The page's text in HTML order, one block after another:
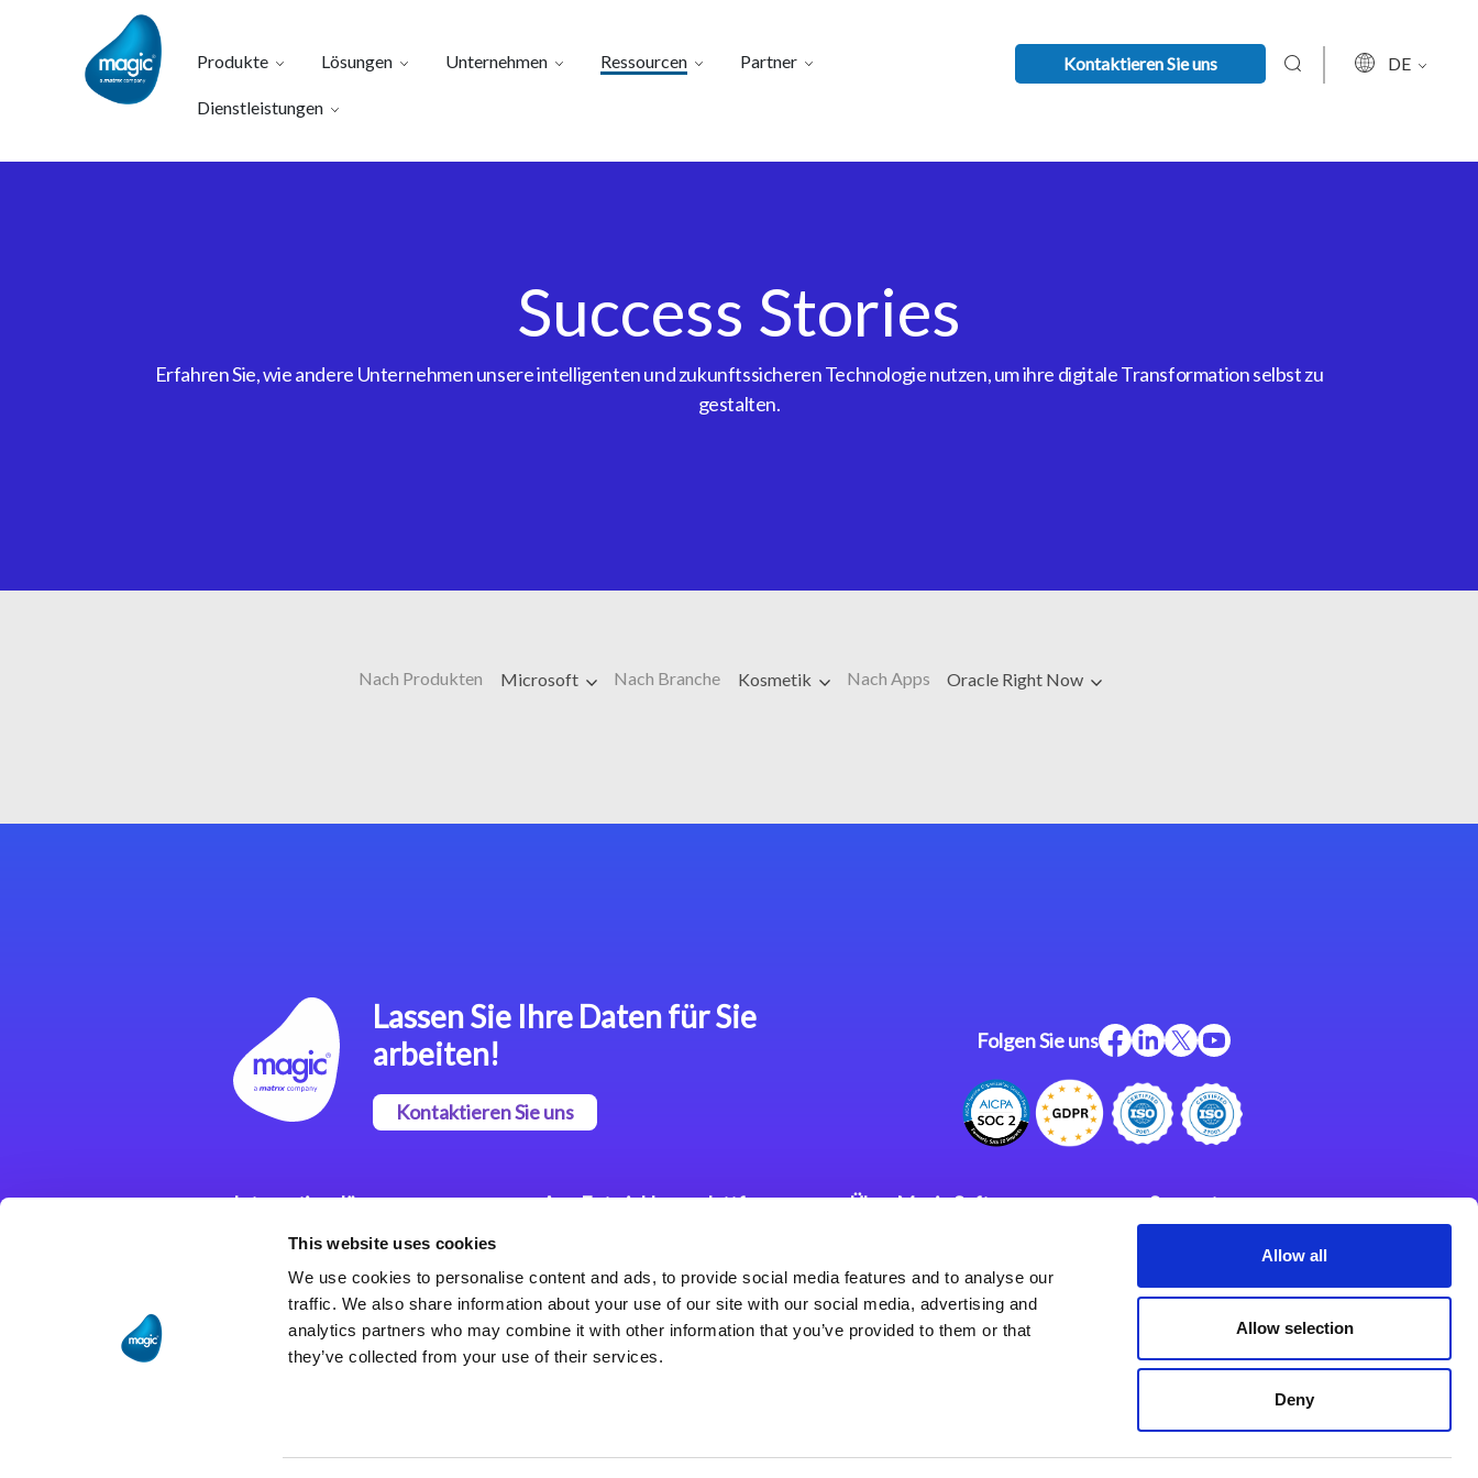
This website uses cookies
We use cookies to personalise content and ads, to provide social media features and to analyse our
traffic. We also share information about your use of our site with our social media, advertising and
analytics partners who may combine it with other information that you’ve provided to them or that
they’ve collected from your use of their services.
Allow all
Allow selection
Deny
Produkte Lösungen Unternehmen Ressourcen Partner
Dienstleistungen
Kontaktieren Sie uns DE
Success Stories
Erfahren Sie, wie andere Unternehmen unsere intelligenten und zukunftssicheren Technologie nutzen, um ihre digitale Transformation selbst zu
gestalten.
Nach Produkten Microsoft Nach Branche Kosmetik Nach Apps Oracle Right Now
Lassen Sie Ihre Daten für Sie
arbeiten!
Kontaktieren Sie uns
Folgen Sie uns
Integrationslösungen
Magic xpi
Integrationsplattform
App Entwicklungsplattform
Plattform
Magic xpa Web Application
Framework
Über Magic Software
Karriere
Datenschutzerklärung
Weltweite Niederlassungen
Support
Impressum